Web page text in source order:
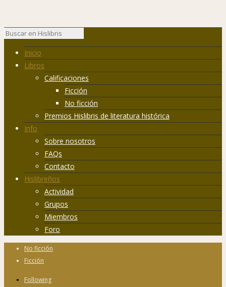
Inicio
Libros
Calificaciones
Ficción
No ficción
Premios Hislibris de literatura histórica
Info
Sobre nosotros
FAQs
Contacto
Hislibreños
Actividad
Grupos
Miembros
Foro
No ficción
Ficción
Following